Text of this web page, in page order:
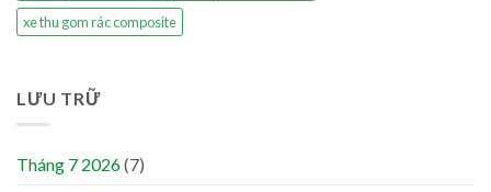
xe thu gom rác composite
LƯU TRỮ
Tháng 7 2026(7)